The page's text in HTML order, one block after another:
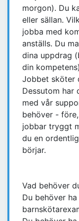
morgon). Du
eller sällan.
jobba med
anställs. Du
dina uppdrag
din
Jobbet sköter
Dessutom har
med vår
behöver -
jobbar tryggt
du en
börjar.
Vad behöver
Du behöver